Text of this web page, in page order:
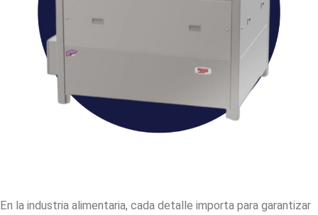
En la industria alimentaria, cada detalle importa para garantizar